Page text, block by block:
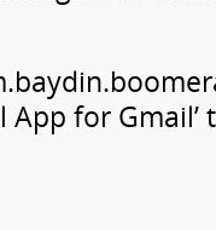
for Gmail’